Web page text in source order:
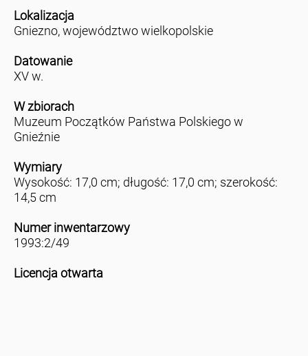
Lokalizacja
Gniezno, województwo wielkopolskie
Datowanie
XV w.
W zbiorach
Muzeum Początków Państwa Polskiego w
Gnieźnie
Wymiary
Wysokość: 17,0 cm; długość: 17,0 cm; szerokość:
14,5 cm
Numer inwentarzowy
1993:2/49
Licencja otwarta